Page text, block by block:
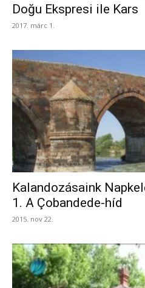
Doğu Ekspresi ile Kars
2017. márc 1.
Kalandozásaink
1. A Çobandede-híd
2015. nov 22.